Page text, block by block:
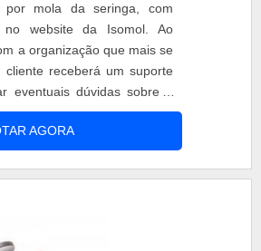
por mola da seringa, com
no website da Isomol. Ao
a organização que mais se
receberá um suporte
eventuais dúvidas sobre o
Quando a questão é
os profissionais da Isomol o
ótima qualidade e
AGORA